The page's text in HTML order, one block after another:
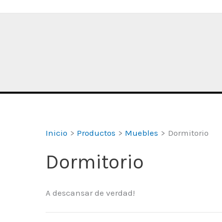
Inicio Productos Muebles Dormitorio
Dormitorio
A descansar de verdad!